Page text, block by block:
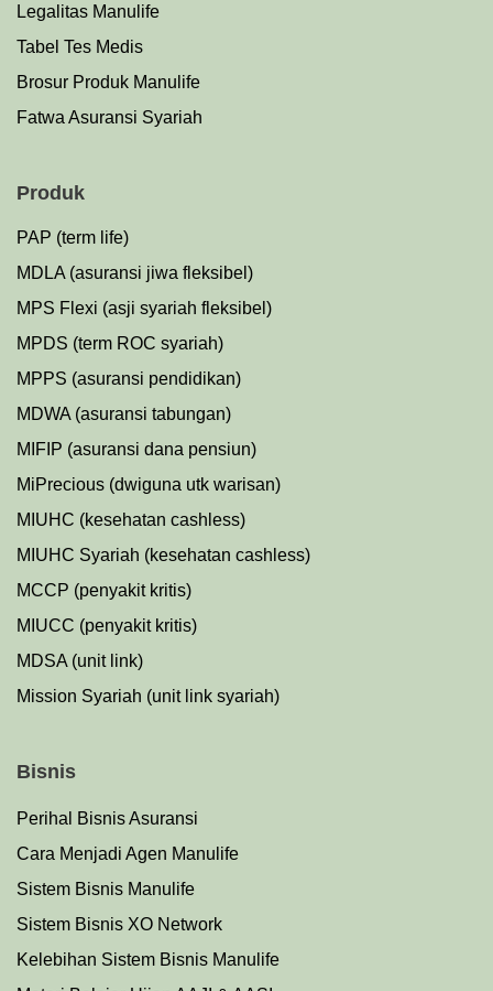
Legalitas Manulife
Tabel Tes Medis
Brosur Produk Manulife
Fatwa Asuransi Syariah
Produk
PAP (term life)
MDLA (asuransi jiwa fleksibel)
MPS Flexi (asji syariah fleksibel)
MPDS (term ROC syariah)
MPPS (asuransi pendidikan)
MDWA (asuransi tabungan)
MIFIP (asuransi dana pensiun)
MiPrecious (dwiguna utk warisan)
MIUHC (kesehatan cashless)
MIUHC Syariah (kesehatan cashless)
MCCP (penyakit kritis)
MIUCC (penyakit kritis)
MDSA (unit link)
Mission Syariah (unit link syariah)
Bisnis
Perihal Bisnis Asuransi
Cara Menjadi Agen Manulife
Sistem Bisnis Manulife
Sistem Bisnis XO Network
Kelebihan Sistem Bisnis Manulife